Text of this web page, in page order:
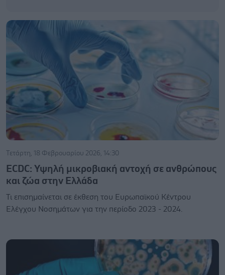
Τετάρτη, 18 Φεβρουαρίου 2026, 14:30
ECDC: Υψηλή μικροβιακή αντοχή σε ανθρώπους
και ζώα στην Ελλάδα
Τι επισημαίνεται σε έκθεση του Ευρωπαϊκού Κέντρου
Ελέγχου Νοσημάτων για την περίοδο 2023 - 2024.